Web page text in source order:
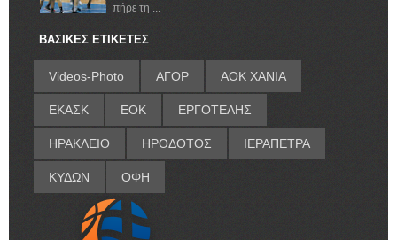
πήρε τη ...
ΒΑΣΙΚΕΣ ΕΤΙΚΕΤΕΣ
Videos-Photo ΑΓΟΡ ΑΟΚ ΧΑΝΙΑ
ΕΚΑΣΚ ΕΟΚ ΕΡΓΟΤΕΛΗΣ
ΗΡΑΚΛΕΙΟ ΗΡΟΔΟΤΟΣ ΙΕΡΑΠΕΤΡΑ
ΚΥΔΩΝ ΟΦΗ